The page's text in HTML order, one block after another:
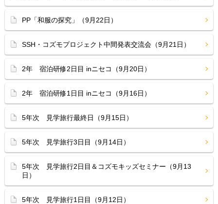
PP「和服の探究」（9月22日）
SSH・コズモプロジェクト中間発表交流会（9月21日）
2年 宿泊研修2日目 inニセコ（9月20日）
2年 宿泊研修1日目 inニセコ（9月16日）
5年次 見学旅行最終日（9月15日）
5年次 見学旅行3日目（9月14日）
5年次 見学旅行2日目＆コズモキッズセミナー（9月13
日）
5年次 見学旅行1日目（9月12日）